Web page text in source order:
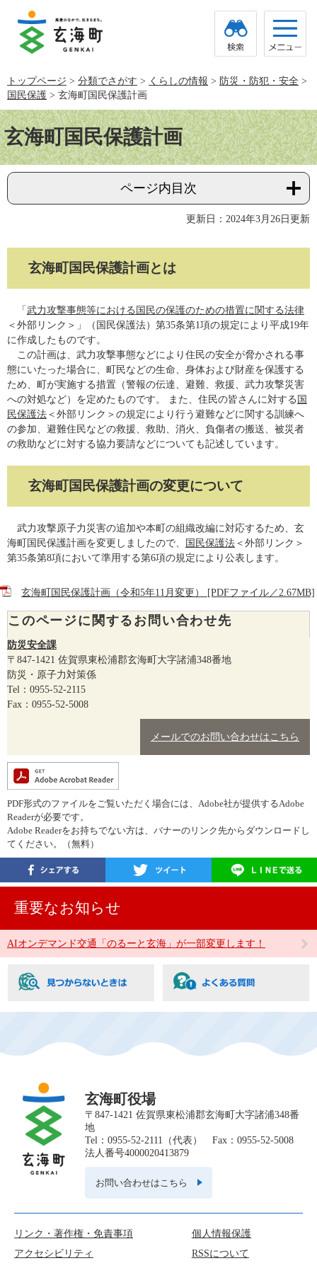
で
す。
ば
し
て
本
文
へ
トップページ > 分類でさがす > くらしの情報 > 防災・防犯・安全 >
国民保護 > 玄海町国民保護計画
本
文玄海町国民保護計画
ページ内目次
更新日：2024年3月26日更新
玄海町国民保護計画とは
「武力攻撃事態等における国民の保護のための措置に関する法律
＜外部リンク＞ 」（国民保護法）第35条第1項の規定により平成19年
に作成したものです。
この計画は、武力攻撃事態などにより住民の安全が脅かされる事
態にいたった場合に、町民などの生命、身体および財産を保護する
ため、町が実施する措置（警報の伝達、避難、救援、武力攻撃災害
への対処など）を定めたものです。 また、住民の皆さんに対する 国
民保護法 ＜外部リンク＞ の規定により行う避難などに関する訓練へ
の参加、避難住民などの救援、救助、消火、負傷者の搬送、被災者
の救助などに対する協力要請などについても記述しています。
玄海町国民保護計画の変更について
武力攻撃原子力災害の追加や本町の組織改編に対応するため、玄
海町国民保護計画を変更しましたので、
国民保護法 ＜外部リンク＞
第35条第8項において準用する第6項の規定により公表します。
玄海町国民保護計画（令和5年11月変更） [PDFファイル／2.67MB]
このページに関するお問い合わせ先
防災安全課
〒847-1421 佐賀県東松浦郡玄海町大字諸浦348番地
防災・原子力対策係
Tel：0955-52-2115
Fax：0955-52-5008
メールでのお問い合わせはこちら
PDF形式のファイルをご覧いただく場合には、Adobe社が提供するAdobe
Readerが必要です。
Adobe Readerをお持ちでない方は、バナーのリンク先からダウンロードし
てください。（無料）
重要なお知らせ
AIオンデマンド交通「のるーと玄海」が一部変更します！
玄海町役場
〒847-1421 佐賀県東松浦郡玄海町大字諸浦348番
地
Tel：0955-52-2111（代表） Fax：0955-52-5008
法人番号4000020413879
お問い合わせはこちら
リンク・著作権・免責事項
個人情報保護
アクセシビリティ
RSSについて